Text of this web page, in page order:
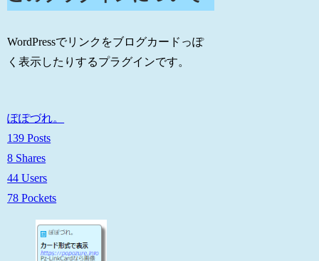
WordPressでリンクをブログカードっぽ
く表示したりするプラグインです。
ぽぽづれ。
139 Posts
8 Shares
44 Users
78 Pockets